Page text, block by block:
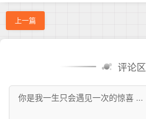
上一篇
评论区